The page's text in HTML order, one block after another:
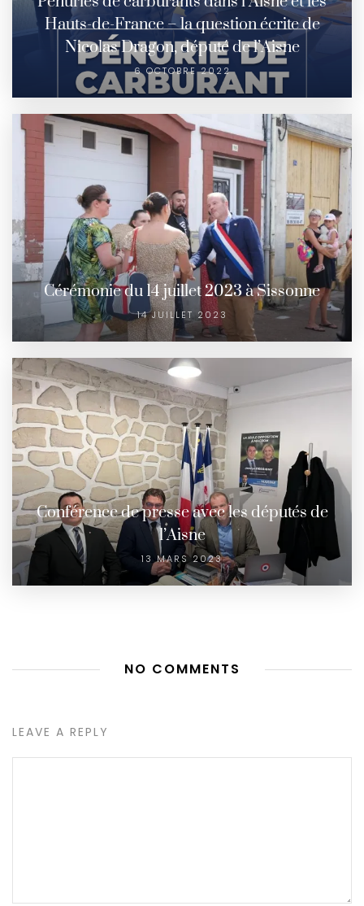
Hauts-de-France – la question écrite de
Nicolas Dragon, député de l’Aisne
6 OCTOBRE 2022
Cérémonie du 14 juillet 2023 à Sissonne
14 JUILLET 2023
Conférence de presse avec les députés de
l’Aisne
13 MARS 2023
NO COMMENTS
LEAVE A REPLY